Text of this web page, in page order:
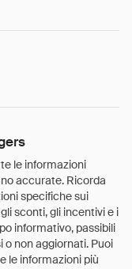
le informazioni
accurate. Ricorda
specifiche sui
sconti, gli incentivi e i
informativo, passibili
non aggiornati. Puoi
le informazioni più